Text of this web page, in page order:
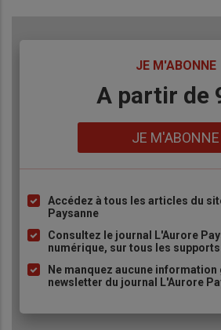
JE M'ABONNE
A partir de
JE M'ABONNE
Liste
puce
Accédez à tous les articles du
Paysanne
Consultez le journal L'Aurore
numérique, sur tous les supports
Ne manquez aucune information
newsletter du journal L'Aurore